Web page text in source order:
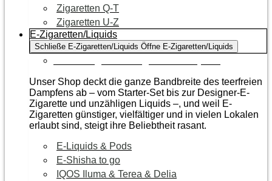
Zigaretten Q-T
Zigaretten U-Z
E-Zigaretten/Liquids
Schließe E-Zigaretten/Liquids Öffne E-Zigaretten/Liquids
Unser Shop deckt die ganze Bandbreite des teerfreien
Dampfens ab – vom Starter-Set bis zur Designer-E-
Zigarette und unzähligen Liquids –, und weil E-
Zigaretten günstiger, vielfältiger und in vielen Lokalen
erlaubt sind, steigt ihre Beliebtheit rasant.
E-Liquids & Pods
E-Shisha to go
IQOS Iluma & Terea & Delia